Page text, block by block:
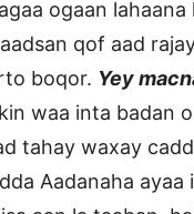
ogaan lahaana
qof aad
boqor. Yey
waa inta badan
tahay waxay
Aadanaha ayaa